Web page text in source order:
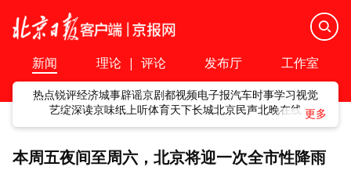
新闻 理论 | 评论 发布厅 工作室
热点锐评经济城事辟谣京剧都视频电子报汽车时事学习视觉
艺绽深读京味纸上听体育天下长城北京民声北晚在线
本周五夜间至周六，北京将迎一次全市性降雨